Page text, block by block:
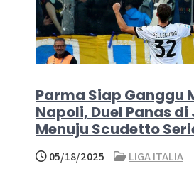
Parma Siap Ganggu
Napoli, Duel Panas
Menuju Scudetto
05/18/2025
LIGA ITALIA